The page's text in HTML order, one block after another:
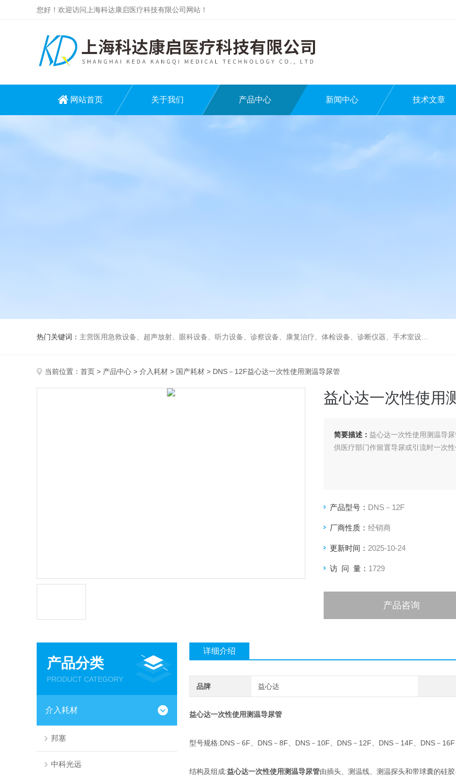
您好！欢迎访问上海科达康启医疗科技有限公司网站！
网站首页 关于我们 产品中心 新闻中心 技术文章
热门关键词： 主营医用急救设备、超声放射、眼科设备、听力设备、诊察设备、康复治疗、体检设备、诊断仪器、手术室设备急救室、监护设备诊疗室等医疗设备。
当前位置： 首页 > 产品中心 > 介入耗材 > 国产耗材 > DNS－12F益心达一次性使用测温导尿管
益心达一次性使用
简要描述： 益心达一次性使用测温导
供医疗部门作留置导尿或引流时一次
产品型号： DNS－12F
厂商性质： 经销商
更新时间： 2025-10-24
访 问 量： 1729
产品咨询
产品分类
PRODUCT CATEGORY
介入耗材
邦塞
中科光远
详细介绍
品牌 益心达
益心达一次性使用测温导尿管
型号规格:DNS－6F、DNS－8F、DNS－10F、DNS－12F、DNS－14F、DNS－
结构及组成:益心达一次性使用测温导尿管由插头、测温线、测温探头和带球囊的硅